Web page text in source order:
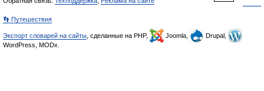
👣 Путешествия
Экспорт словарей на сайты , сделанные на PHP, Joomla,
Drupal,
WordPress, MODx.